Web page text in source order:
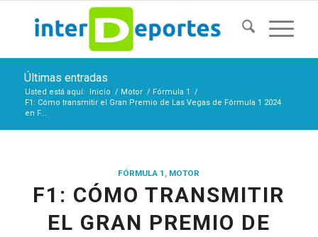
Últimas entradas
Usted está aquí: Inicio / Motor / Fórmula 1
/
F1: Cómo transmitir el Gran Premio de Las Vegas de Fórmula 1 2024
en F...
FÓRMULA 1 , MOTOR
F1: CÓMO TRANSMITIR
EL GRAN PREMIO DE